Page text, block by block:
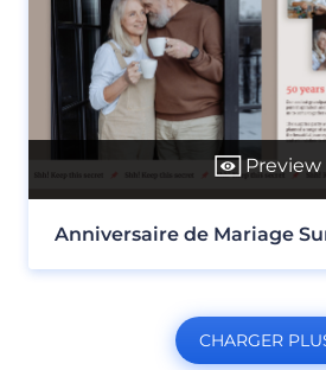
Preview
Anniversaire de Mariage
CHARGER